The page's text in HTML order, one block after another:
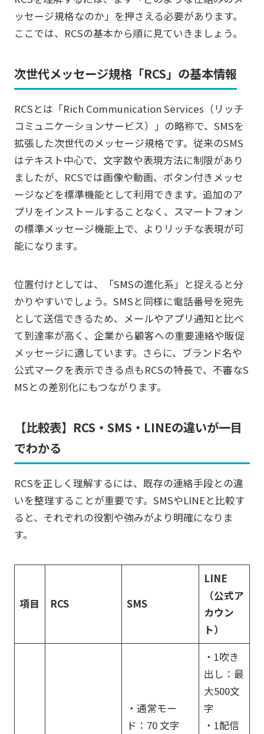
ッセージ規格なのか」を押さえる必要があります。
ここでは、RCSの基本から順に見ていきましょう。
次世代メッセージ規格「RCS」の基本情報
RCSとは「Rich Communication Services（リッチ
コミュニケーションサービス）」の略称で、SMSを
拡張した次世代のメッセージ規格です。従来のSMS
はテキスト中心で、文字数や表現方法に制限があり
ましたが、RCSでは画像や動画、ボタン付きメッセ
ージなどを標準機能として利用できます。追加のア
プリをインストールすることなく、スマートフォン
の標準メッセージ機能上で、よりリッチな表現が可
能になります。
位置付けとしては、「SMSの進化系」と捉えると分
かりやすいでしょう。SMSと同様に電話番号を宛先
として送信できるため、メールやアプリ通知と比べ
て到達率が高く、企業から顧客への重要連絡や販促
メッセージに適しています。さらに、ブランド名や
公式マークを表示できる点もRCSの特長で、不審なS
MSとの差別化にもつながります。
【比較表】RCS・SMS・LINEの違いが一目
でわかる
RCSを正しく理解するには、既存の連絡手段との違
いを整理することが重要です。SMSやLINEと比較す
ると、それぞれの役割や強みがより明確になりま
す。
項目 RCS SMS
LINE
（公式ア
カウン
ト）
・通常モー
ド：70 文字
・1吹き
出し：最
大500文
字
・1配信